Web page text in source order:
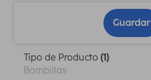
Guardar
Tipo de Producto (1)
Bombillas